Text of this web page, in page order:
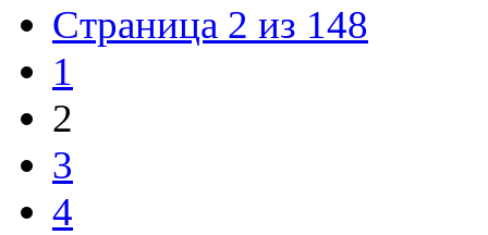
Страница 2 из 148
1
2
3
4